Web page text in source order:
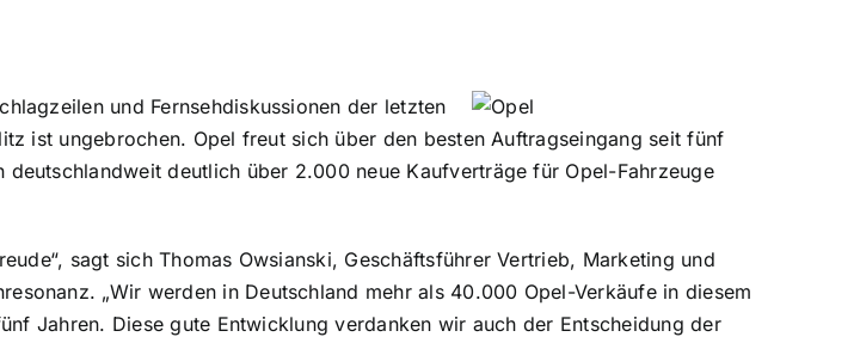
und Fernsehdiskussionen der letzten
ist ungebrochen. Opel freut sich über den besten Auftragseingang seit fünf
deutschlandweit deutlich über 2.000 neue Kaufverträge für Opel-Fahrzeuge
sagt sich Thomas Owsianski, Geschäftsführer Vertrieb, Marketing und
„Wir werden in Deutschland mehr als 40.000 Opel-Verkäufe in diesem
Jahren. Diese gute Entwicklung verdanken wir auch der Entscheidung der